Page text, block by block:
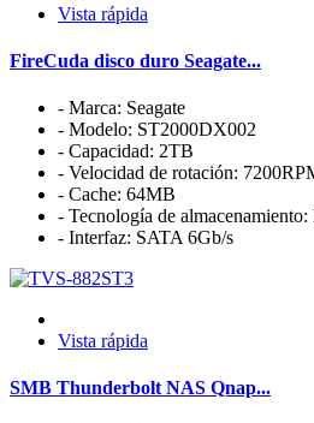
Vista rápida
FireCuda disco duro Seagate...
- Marca: Seagate
- Modelo: ST2000DX002
- Capacidad: 2TB
- Velocidad de rotación:
- Cache: 64MB
- Tecnología de
- Interfaz: SATA 6Gb/s
Vista rápida
SMB Thunderbolt NAS Qnap...